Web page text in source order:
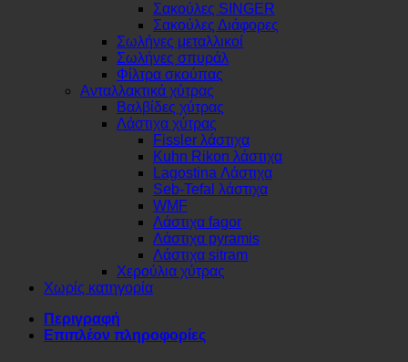
Σακούλες SINGER
Σακούλες Διάφορες
Σωλήνες μεταλλικοί
Σωλήνες σπυράλ
Φίλτρα σκούπας
Ανταλλακτικά χύτρας
Βαλβίδες χύτρας
Λάστιχα χύτρας
Fissler λάστιχα
Kuhn Rikon λάστιχα
Lagostina Λάστιχα
Seb-Tefal λάστιχα
WMF
Λάστιχα fagor
Λάστιχα pyramis
Λάστιχα sitram
Χερούλια χύτρας
Χωρίς κατηγορία
Περιγραφή
Επιπλέον πληροφορίες